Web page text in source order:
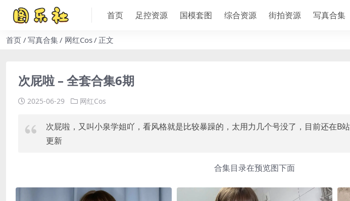
首页 足控资源 国模套图 综合资源 街拍资源 写真合集
首页 写真合集 网红Cos 正文
次屁啦 – 全套合集6期
2025-06-29 网红Cos
次屁啦，又叫小泉学姐吖，看风格就是比较暴躁的，太用力几个号没了，目前还在B
更新
合集目录在预览图下面